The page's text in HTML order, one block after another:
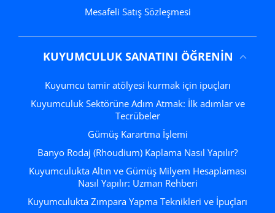
Mesafeli Satış Sözleşmesi
KUYUMCULUK SANATINI ÖĞRENIN
Kuyumcu tamir atölyesi kurmak için ipuçları
Kuyumculuk Sektörüne Adım Atmak: İlk adımlar ve
Tecrübeler
Gümüş Karartma İşlemi
Banyo Rodaj (Rhoudium) Kaplama Nasıl Yapılır?
Kuyumculukta Altın ve Gümüş Milyem Hesaplaması
Nasıl Yapılır: Uzman Rehberi
Kuyumculukta Zımpara Yapma Teknikleri ve İpuçları